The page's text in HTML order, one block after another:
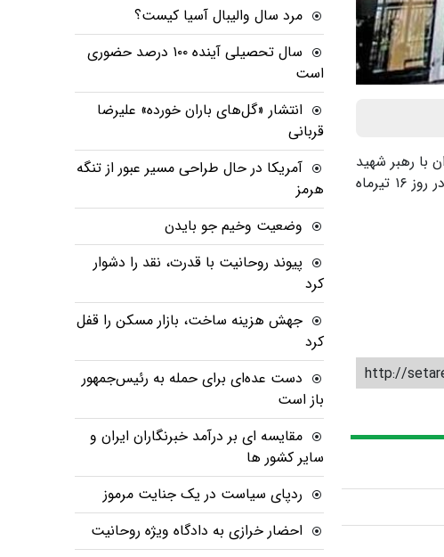
با رهبر شهید
انقلاب در شهر تهران و بر اساس اعلام بانک‌ها مبنی بر دایر بودن شعب کشیک و امکان نقل و انتقال و تسویه وجوه در روز ۱۶ تیرماه
http://
مرد سال والیبال آسیا کیست؟
سال تحصیلی آینده ۱۰۰ درصد حضوری
است
انتشار «گل‌های باران خورده» علیرضا
قربانی
آمریکا در حال طراحی مسیر عبور از تنگه
هرمز
وضعیت وخیم جو بایدن
پیوند روحانیت با قدرت، نقد را دشوار
کرد
جهش هزینه ساخت، بازار مسکن را قفل
کرد
دست عده‌ای برای حمله به رئیس‌جمهور
باز است
مقایسه ای بر درآمد خبرنگاران ایران و
سایر کشور ها
ردپای سیاست در یک جنایت مرموز
احضار خرازی به دادگاه ویژه روحانیت